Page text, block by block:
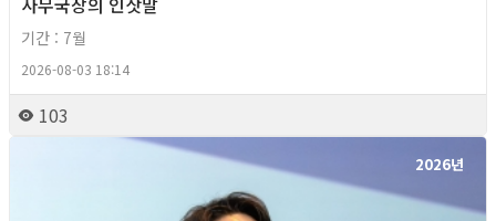
기간 : 7월
2026-08-03 18:14
103
2026년